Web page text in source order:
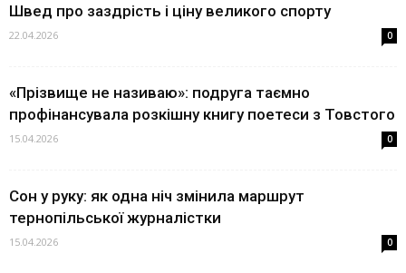
Швед про заздрість і ціну великого спорту
22.04.2026 0
«Прізвище не називаю»: подруга таємно
профінансувала розкішну книгу поетеси з Товстого
15.04.2026 0
Сон у руку: як одна ніч змінила маршрут
тернопільської журналістки
15.04.2026 0